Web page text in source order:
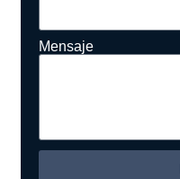
Mensaje